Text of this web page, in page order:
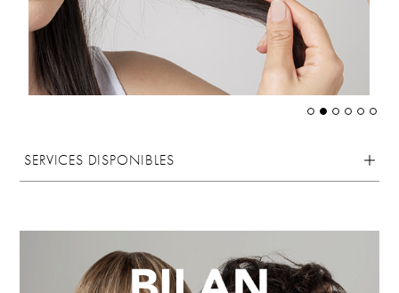
SERVICES DISPONIBLES